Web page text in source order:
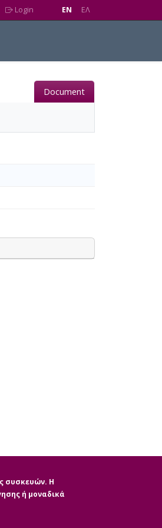
Login EN EΛ
Document
συσκευών. Η
ή μοναδικά